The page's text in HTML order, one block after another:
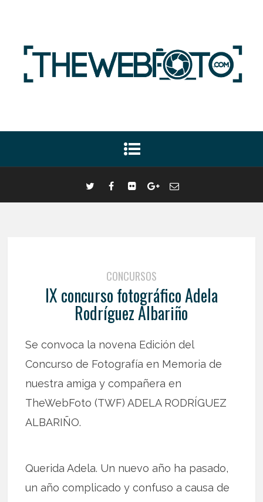
CONCURSOS
IX concurso fotográfico Adela
Rodríguez Albariño
Se convoca la novena Edición del
Concurso de Fotografía en Memoria de
nuestra amiga y compañera en
TheWebFoto (TWF) ADELA RODRÍGUEZ
ALBARIÑO.
Querida Adela. Un nuevo año ha pasado,
un año complicado y confuso a causa de